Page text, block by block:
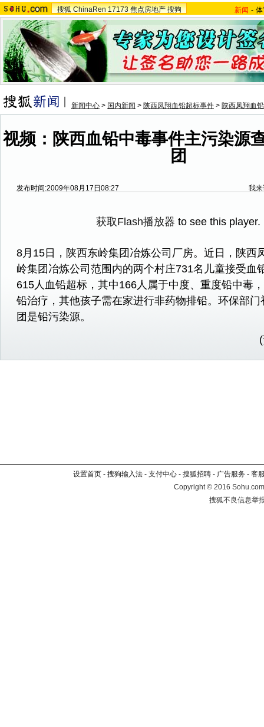
搜狐 ChinaRen 17173 焦点房地产 搜狗 新闻 -
新闻中心 > 国内新闻 > 陕西凤翔血铅超标事件 > 陕西凤翔血
视频：陕西血铅中毒事件主污染源
团
发布时间:2009年08月17日08:27 我
获取Flash播放器 to see this player.
8月15日，陕西东岭集团冶炼公司厂房。近日，陕西
岭集团冶炼公司范围内的两个村庄731名儿童接受血
615人血铅超标，其中166人属于中度、重度铅中毒
铅治疗，其他孩子需在家进行非药物排铅。环保部门
团是铅污染源。
设置首页 - 搜狗输入法 - 支付中心 - 搜狐招聘 - 广告服务 - 客
Copyright©2016
搜狐不良信息举